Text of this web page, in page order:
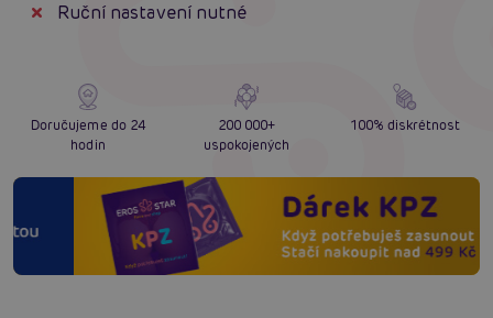
Ruční nastavení nutné
Doručujeme do 24
hodin
200 000+
uspokojených
100% diskrétnost